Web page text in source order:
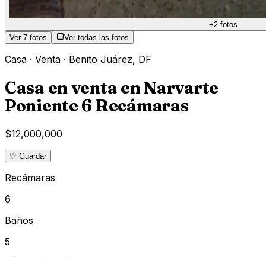
+2 fotos
Ver 7 fotos Ver todas las fotos
Casa · Venta · Benito Juárez, DF
Casa en venta en Narvarte
Poniente 6 Recámaras
$12,000,000
♡ Guardar
Recámaras
6
Baños
5